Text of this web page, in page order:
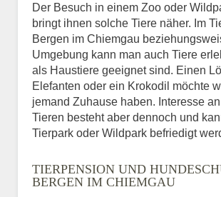
Der Besuch in einem Zoo oder
bringt ihnen solche Tiere näher. Im
Bergen im Chiemgau
Umgebung kann man auch Tiere
als Haustiere geeignet sind. Einen
Elefanten oder ein Krokodil möchte
jemand Zuhause haben. Interesse
Tieren besteht aber dennoch und
Tierpark oder Wildpark befriedigt
TIERPENSION UND
BERGEN IM CHIEMGAU